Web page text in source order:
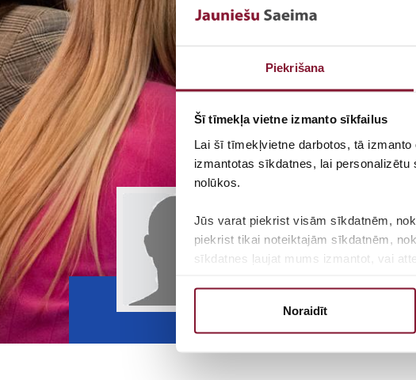
Piekrišana
Šī tīmekļa vietne izmanto sīkfailus
Lai šī tīmekļvietne darbotos, tā
izmantotas sīkdatnes, lai
nolūkos.
Jūs varat piekrist visām sīkdatnēm,
piekrist tikai noteiktajām sīkdatnēm,
sīkdatnes ļaujat mums izmantot, vai
Noraidīt
Vienlīdzīgas